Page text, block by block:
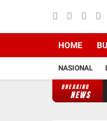
HOME
NASIONAL
BREAKING
NEWS
PT PMC Dituding Bertindak